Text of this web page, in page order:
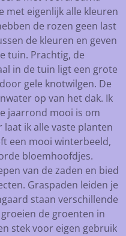
met eigenlijk alle kleuren
de rozen geen last
de kleuren en geven
tuin. Prachtig, de
in de tuin ligt een grote
gele knotwilgen. De
op van het dak. Ik
jaarrond mooi is om
ik alle vaste planten
een mooi winterbeeld,
bloemhoofdjes.
van de zaden en bied
Graspaden leiden je
staan verschillende
de groenten in
stek voor eigen gebruik